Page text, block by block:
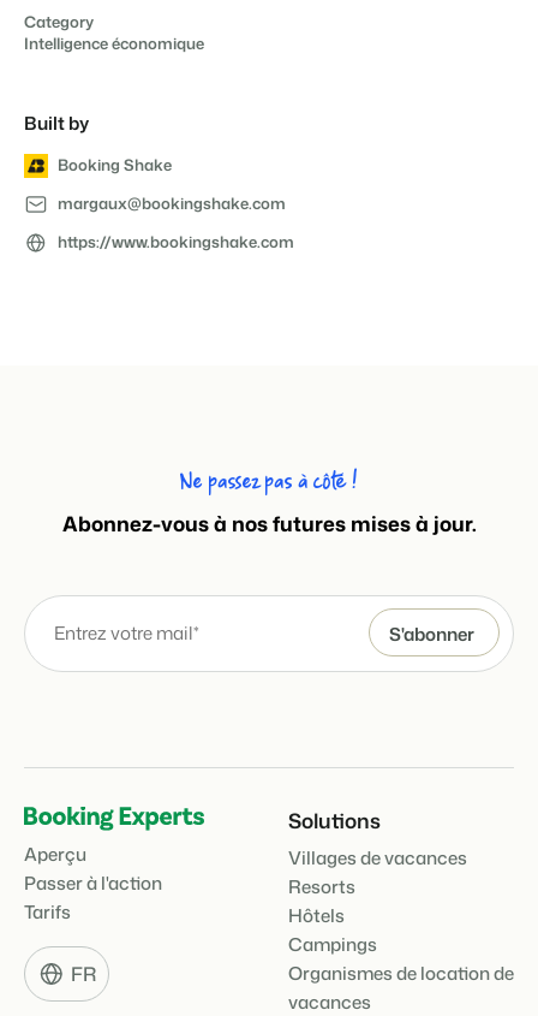
Category
Intelligence économique
Built by
Booking Shake
margaux@bookingshake.com
https://www.bookingshake.com
Ne passez pas à côté !
Abonnez-vous à nos futures mises à jour.
Aperçu
Passer à l'action
Tarifs
FR
Solutions
Villages de vacances
Resorts
Hôtels
Campings
Organismes de location de
vacances